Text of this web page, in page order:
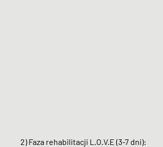
2) Faza rehabilitacji L.O.V.E (3-7 dni):